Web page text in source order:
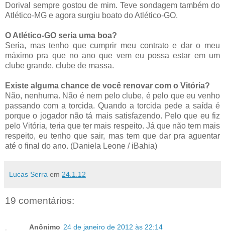
Dorival sempre gostou de mim. Teve sondagem também do
Atlético-MG e agora surgiu boato do Atlético-GO.
O Atlético-GO seria uma boa?
Seria, mas tenho que cumprir meu contrato e dar o meu
máximo pra que no ano que vem eu possa estar em um
clube grande, clube de massa.
Existe alguma chance de você renovar com o Vitória?
Não, nenhuma. Não é nem pelo clube, é pelo que eu venho
passando com a torcida. Quando a torcida pede a saída é
porque o jogador não tá mais satisfazendo. Pelo que eu fiz
pelo Vitória, teria que ter mais respeito. Já que não tem mais
respeito, eu tenho que sair, mas tem que dar pra aguentar
até o final do ano. (Daniela Leone / iBahia)
Lucas Serra em 24.1.12
19 comentários:
Anônimo 24 de janeiro de 2012 às 22:14